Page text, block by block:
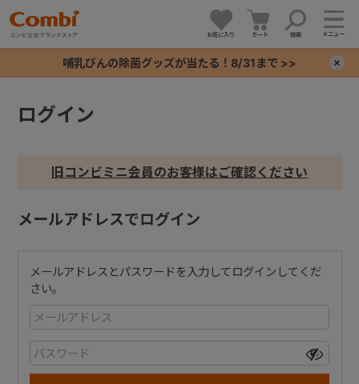
お気に入り カート 検索 メニュー
哺乳びんの除菌グッズが当たる！8/31まで >>
ログイン
旧コンビミニ会員のお客様はご確認ください
メールアドレスでログイン
メールアドレスとパスワードを入力してログインしてくだ
さい。